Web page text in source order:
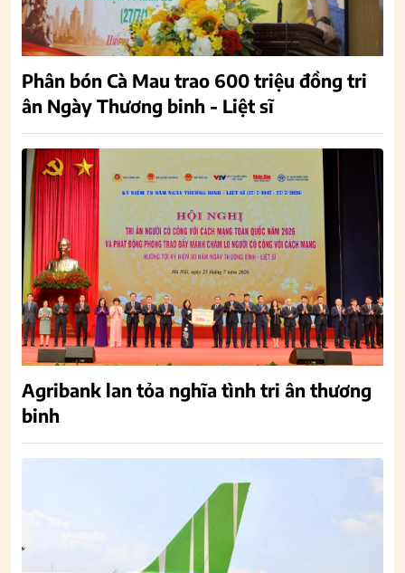
Phân bón Cà Mau trao 600 triệu đồng tri
ân Ngày Thương binh - Liệt sĩ
Agribank lan tỏa nghĩa tình tri ân thương
binh